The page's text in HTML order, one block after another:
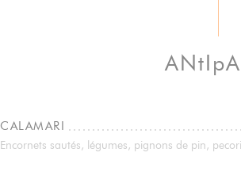
CALAMARI
Encornets sautés, légumes, pignons de pin,